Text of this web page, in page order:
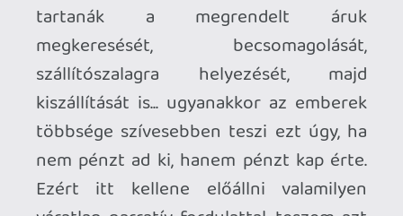
Milyen lenne álmaim fantáziavilága?
Lélegzetelállító. Nem kellene több száz
fős csapat - a VR szegmens mérete miatt
úgysem térülne meg soha egy akkora
befektetés. Néhány tapasztalt, erős